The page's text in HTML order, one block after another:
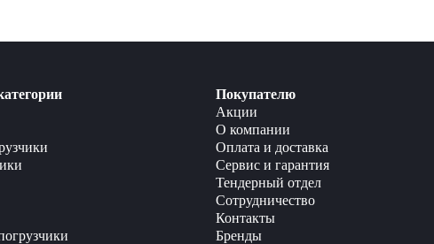
Покупателю
Акции
О компании
Оплата и доставка
Сервис и гарантия
Тендерный отдел
Сотрудничество
Контакты
Бренды